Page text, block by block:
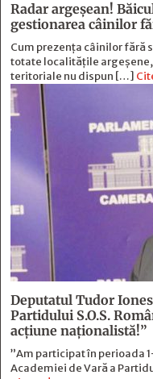
Radar argeșean!
gestionarea câinilor
Cum prezența câinilor fără
totate localitățile
teritoriale nu dispun […]
Deputatul Tudor
Partidului S.O.S.
acţiune naţionalistă!”
”Am participat în perioada
Academiei de Vară a